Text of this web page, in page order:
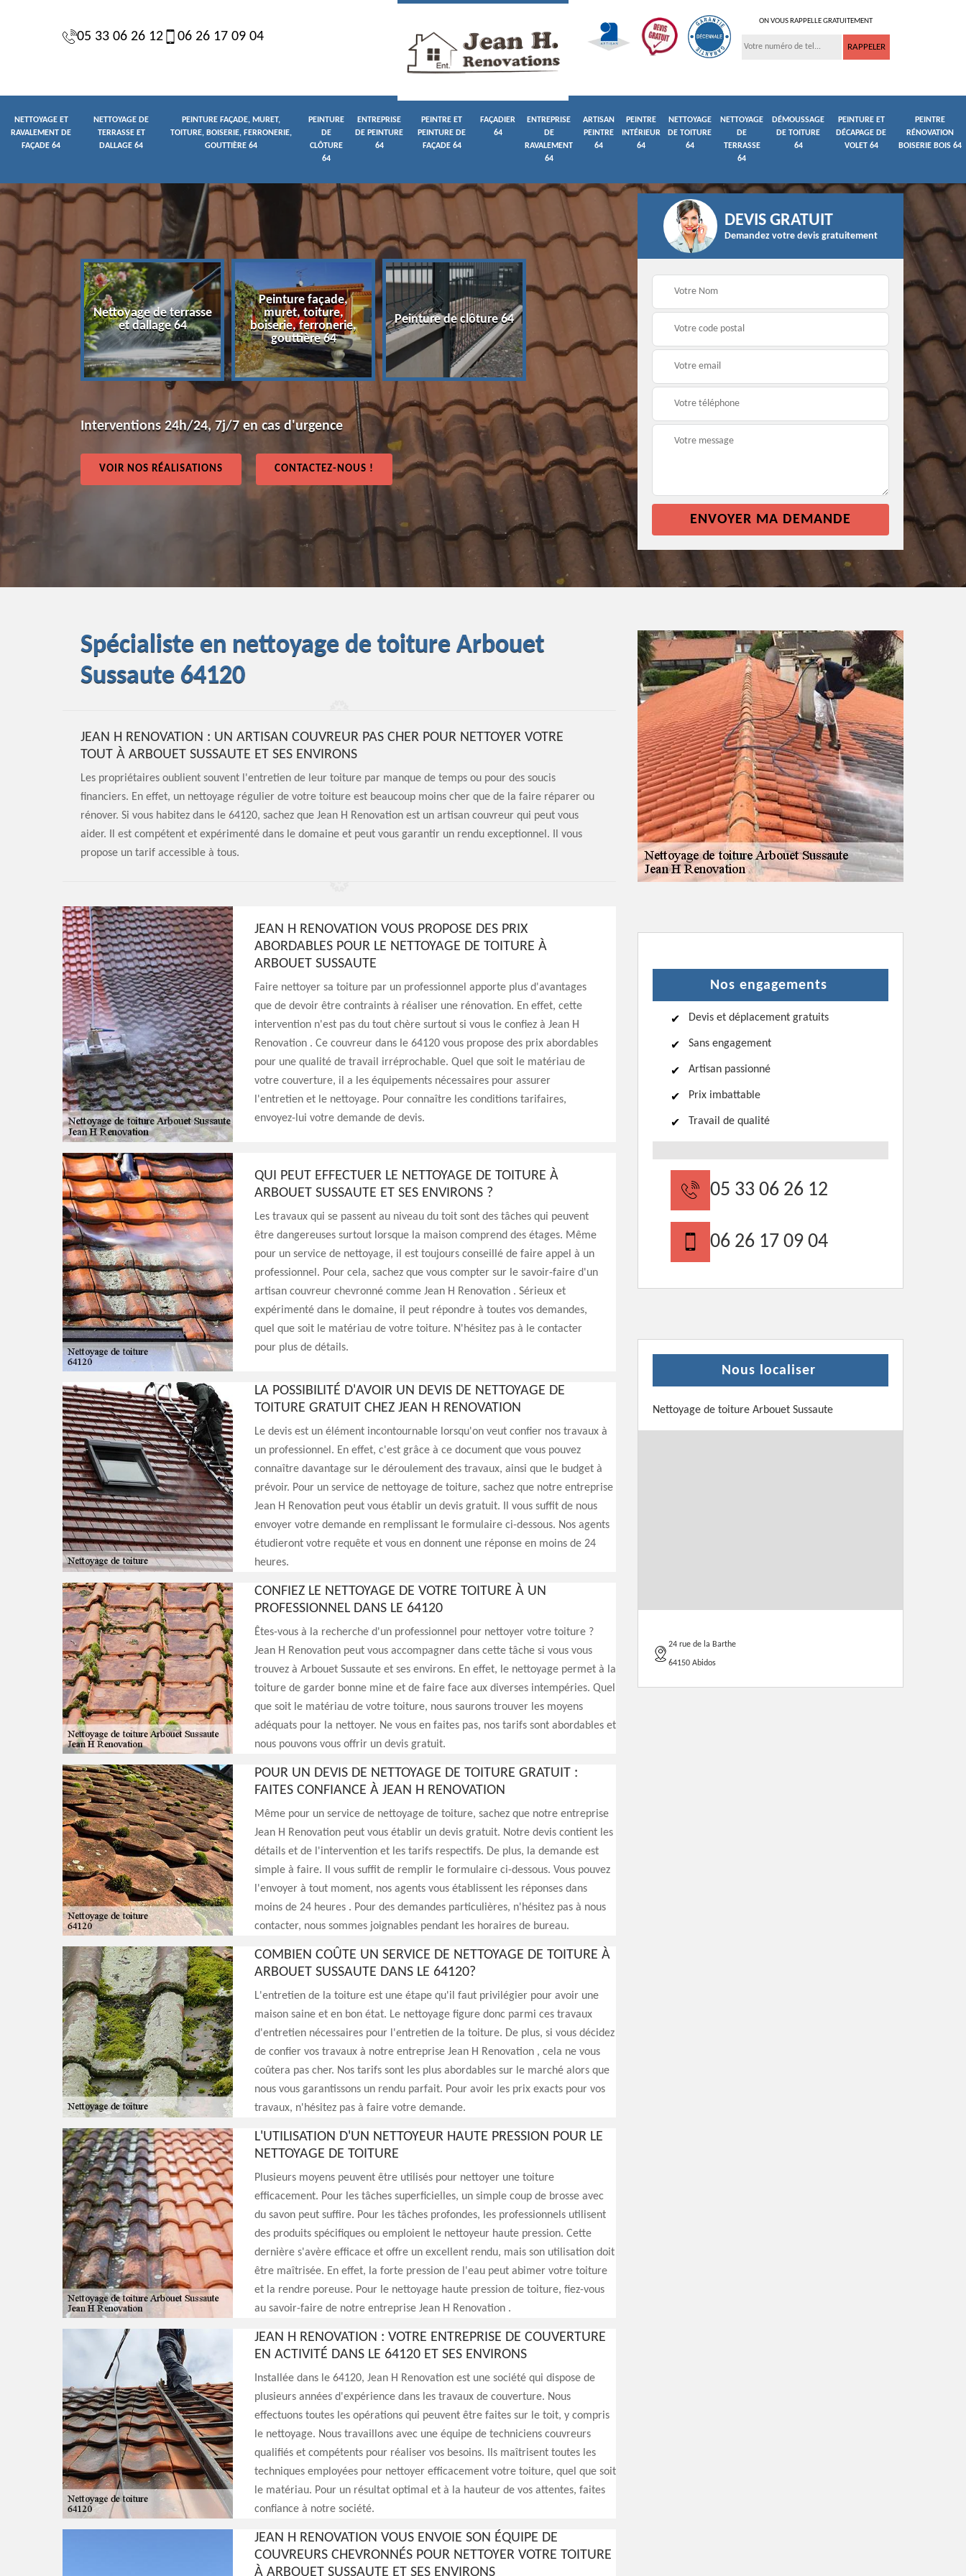
05 33 06 26 12 06 26 17 09 04
ON VOUS RAPPELLE GRATUITEMENT
NETTOYAGE ET
RAVALEMENT DE
FAÇADE 64
NETTOYAGE DE
TERRASSE ET
DALLAGE 64
PEINTURE FAÇADE, MURET,
TOITURE, BOISERIE, FERRONERIE,
GOUTTIÈRE 64
PEINTURE
DE
CLÔTURE
64
ENTREPRISE
DE PEINTURE
64
PEINTRE ET
PEINTURE DE
FAÇADE 64
FAÇADIER
64
ENTREPRISE
DE
RAVALEMENT
64
ARTISAN
PEINTRE
64
PEINTRE
INTÉRIEUR
64
NETTOYAGE
DE TOITURE
64
NETTOYAGE
DE
TERRASSE
64
DÉMOUSSAGE
DE TOITURE
64
PEINTURE ET
DÉCAPAGE DE
VOLET 64
PEINTRE
RÉNOVATION
BOISERIE BOIS 64
et
Nettoyage de terrasse
et dallage 64
Peinture façade,
muret, toiture,
boiserie, ferronerie,
gouttière 64
Peinture de clôture 64
Entreprise de peinture
Peintre et peinture de
façade 64
Façadier 64
Interventions 24h/24, 7j/7 en cas d'urgence
VOIR NOS RÉALISATIONS CONTACTEZ-NOUS !
DEVIS GRATUIT
Demandez votre devis gratuitement
Spécialiste en nettoyage de toiture Arbouet
Sussaute 64120
JEAN H RENOVATION : UN ARTISAN COUVREUR PAS CHER POUR NETTOYER VOTRE
TOUT À ARBOUET SUSSAUTE ET SES ENVIRONS
Les propriétaires oublient souvent l'entretien de leur toiture par manque de temps ou pour des soucis
financiers. En effet, un nettoyage régulier de votre toiture est beaucoup moins cher que de la faire réparer ou
rénover. Si vous habitez dans le 64120, sachez que Jean H Renovation est un artisan couvreur qui peut vous
aider. Il est compétent et expérimenté dans le domaine et peut vous garantir un rendu exceptionnel. Il vous
propose un tarif accessible à tous.
JEAN H RENOVATION VOUS PROPOSE DES PRIX
ABORDABLES POUR LE NETTOYAGE DE TOITURE À
ARBOUET SUSSAUTE
Faire nettoyer sa toiture par un professionnel apporte plus d'avantages
que de devoir être contraints à réaliser une rénovation. En effet, cette
intervention n'est pas du tout chère surtout si vous le confiez à Jean H
Renovation . Ce couvreur dans le 64120 vous propose des prix abordables
pour une qualité de travail irréprochable. Quel que soit le matériau de
votre couverture, il a les équipements nécessaires pour assurer
l'entretien et le nettoyage. Pour connaître les conditions tarifaires,
envoyez-lui votre demande de devis.
QUI PEUT EFFECTUER LE NETTOYAGE DE TOITURE À
ARBOUET SUSSAUTE ET SES ENVIRONS ?
Les travaux qui se passent au niveau du toit sont des tâches qui peuvent
être dangereuses surtout lorsque la maison comprend des étages. Même
pour un service de nettoyage, il est toujours conseillé de faire appel à un
professionnel. Pour cela, sachez que vous compter sur le savoir-faire d'un
artisan couvreur chevronné comme Jean H Renovation . Sérieux et
expérimenté dans le domaine, il peut répondre à toutes vos demandes,
quel que soit le matériau de votre toiture. N'hésitez pas à le contacter
pour plus de détails.
LA POSSIBILITÉ D'AVOIR UN DEVIS DE NETTOYAGE DE
TOITURE GRATUIT CHEZ JEAN H RENOVATION
Le devis est un élément incontournable lorsqu'on veut confier nos travaux à
un professionnel. En effet, c'est grâce à ce document que vous pouvez
connaître davantage sur le déroulement des travaux, ainsi que le budget à
prévoir. Pour un service de nettoyage de toiture, sachez que notre entreprise
Jean H Renovation peut vous établir un devis gratuit. Il vous suffit de nous
envoyer votre demande en remplissant le formulaire ci-dessous. Nos agents
étudieront votre requête et vous en donnent une réponse en moins de 24
heures.
CONFIEZ LE NETTOYAGE DE VOTRE TOITURE À UN
PROFESSIONNEL DANS LE 64120
Êtes-vous à la recherche d'un professionnel pour nettoyer votre toiture ?
Jean H Renovation peut vous accompagner dans cette tâche si vous vous
trouvez à Arbouet Sussaute et ses environs. En effet, le nettoyage permet à la
toiture de garder bonne mine et de faire face aux diverses intempéries. Quel
que soit le matériau de votre toiture, nous saurons trouver les moyens
adéquats pour la nettoyer. Ne vous en faites pas, nos tarifs sont abordables et
nous pouvons vous offrir un devis gratuit.
POUR UN DEVIS DE NETTOYAGE DE TOITURE GRATUIT :
FAITES CONFIANCE À JEAN H RENOVATION
Même pour un service de nettoyage de toiture, sachez que notre entreprise
Jean H Renovation peut vous établir un devis gratuit. Notre devis contient les
détails et de l'intervention et les tarifs respectifs. De plus, la demande est
simple à faire. Il vous suffit de remplir le formulaire ci-dessous. Vous pouvez
l'envoyer à tout moment, nos agents vous établissent les réponses dans
moins de 24 heures . Pour des demandes particulières, n'hésitez pas à nous
contacter, nous sommes joignables pendant les horaires de bureau.
COMBIEN COÛTE UN SERVICE DE NETTOYAGE DE TOITURE À
ARBOUET SUSSAUTE DANS LE 64120?
L'entretien de la toiture est une étape qu'il faut privilégier pour avoir une
maison saine et en bon état. Le nettoyage figure donc parmi ces travaux
d'entretien nécessaires pour l'entretien de la toiture. De plus, si vous décidez
de confier vos travaux à notre entreprise Jean H Renovation , cela ne vous
coûtera pas cher. Nos tarifs sont les plus abordables sur le marché alors que
nous vous garantissons un rendu parfait. Pour avoir les prix exacts pour vos
travaux, n'hésitez pas à faire votre demande.
L'UTILISATION D'UN NETTOYEUR HAUTE PRESSION POUR LE
NETTOYAGE DE TOITURE
Plusieurs moyens peuvent être utilisés pour nettoyer une toiture
efficacement. Pour les tâches superficielles, un simple coup de brosse avec
du savon peut suffire. Pour les tâches profondes, les professionnels utilisent
des produits spécifiques ou emploient le nettoyeur haute pression. Cette
dernière s'avère efficace et offre un excellent rendu, mais son utilisation doit
être maîtrisée. En effet, la forte pression de l'eau peut abimer votre toiture
et la rendre poreuse. Pour le nettoyage haute pression de toiture, fiez-vous
au savoir-faire de notre entreprise Jean H Renovation .
JEAN H RENOVATION : VOTRE ENTREPRISE DE COUVERTURE
EN ACTIVITÉ DANS LE 64120 ET SES ENVIRONS
Installée dans le 64120, Jean H Renovation est une société qui dispose de
plusieurs années d'expérience dans les travaux de couverture. Nous
effectuons toutes les opérations qui peuvent être faites sur le toit, y compris
le nettoyage. Nous travaillons avec une équipe de techniciens couvreurs
qualifiés et compétents pour réaliser vos besoins. Ils maîtrisent toutes les
techniques employées pour nettoyer efficacement votre toiture, quel que soit
le matériau. Pour un résultat optimal et à la hauteur de vos attentes, faites
confiance à notre société.
JEAN H RENOVATION VOUS ENVOIE SON ÉQUIPE DE
COUVREURS CHEVRONNÉS POUR NETTOYER VOTRE TOITURE
À ARBOUET SUSSAUTE ET SES ENVIRONS
Nos engagements
Devis et déplacement gratuits
Sans engagement
Artisan passionné
Prix imbattable
Travail de qualité
05 33 06 26 12
06 26 17 09 04
Nous localiser
Nettoyage de toiture Arbouet Sussaute
24 rue de la Barthe
64150 Abidos